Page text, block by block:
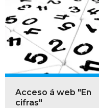
Acceso á web "En
cifras"